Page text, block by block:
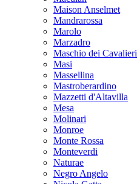
Maison Anselmet
Mandrarossa
Marolo
Marzadro
Maschio dei Cavalieri
Masi
Massellina
Mastroberardino
Mazzetti d'Altavilla
Mesa
Molinari
Monroe
Monte Rossa
Monteverdi
Naturae
Negro Angelo